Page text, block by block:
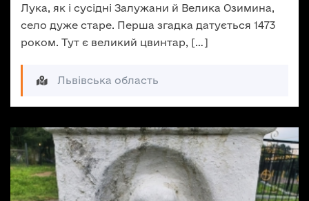
Лука, як і сусідні Залужани й Велика Озимина,
село дуже старе. Перша згадка датується 1473
роком. Тут є великий цвинтар, […]
Львівська область